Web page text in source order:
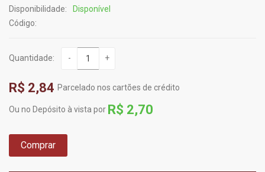
Disponibilidade:
Disponível
Código:
Quantidade: - +
R$ 2,84 Parcelado nos cartões de crédito
Ou no Depósito à vista por R$ 2,70
Comprar